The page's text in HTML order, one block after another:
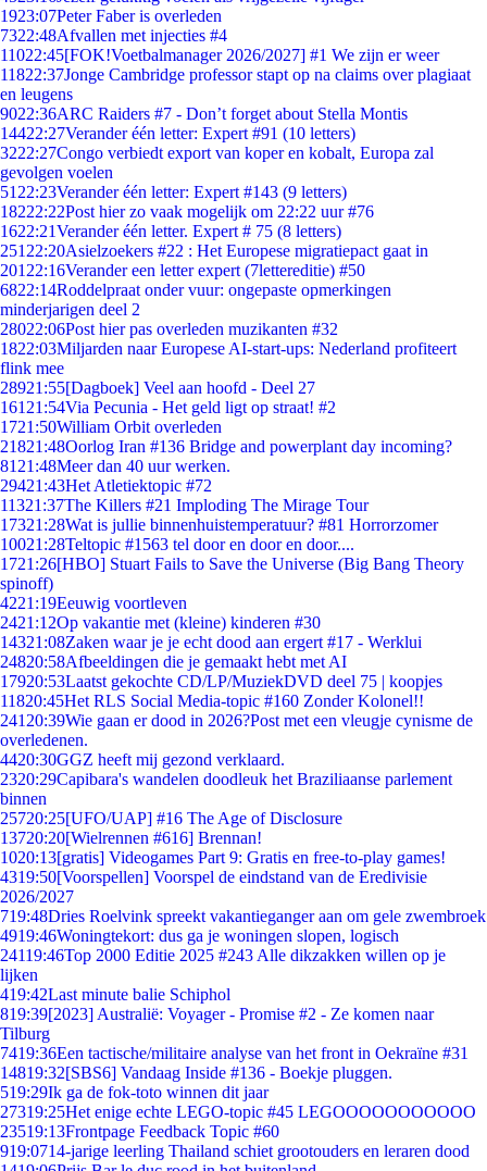
1923:07Peter Faber is overleden
7322:48Afvallen met injecties #4
11022:45[FOK!Voetbalmanager 2026/2027] #1 We zijn er weer
11822:37Jonge Cambridge professor stapt op na claims over plagiaat
en leugens
9022:36ARC Raiders #7 - Don’t forget about Stella Montis
14422:27Verander één letter: Expert #91 (10 letters)
3222:27Congo verbiedt export van koper en kobalt, Europa zal
gevolgen voelen
51 22:23Verander één letter: Expert #143 (9 letters)
18222:22Post hier zo vaak mogelijk om 22:22 uur #76
1622:21Verander één letter. Expert # 75 (8 letters)
251 22:20Asielzoekers #22 : Het Europese migratiepact gaat in
201 22:16Verander een letter expert (7lettereditie) #50
6822:14Roddelpraat onder vuur: ongepaste opmerkingen
minderjarigen deel 2
28022:06Post hier pas overleden muzikanten #32
1822:03Miljarden naar Europese AI-start-ups: Nederland profiteert
flink mee
28921:55[Dagboek] Veel aan hoofd - Deel 27
161 21:54Via Pecunia - Het geld ligt op straat! #2
1721:50William Orbit overleden
21821:48Oorlog Iran #136 Bridge and powerplant day incoming?
81 21:48Meer dan 40 uur werken.
29421:43Het Atletiektopic #72
11321:37The Killers #21 Imploding The Mirage Tour
17321:28Wat is jullie binnenhuistemperatuur? #81 Horrorzomer
10021:28Teltopic #1563 tel door en door en door....
1721:26[HBO] Stuart Fails to Save the Universe (Big Bang Theory
spinoff)
4221:19Eeuwig voortleven
2421:12Op vakantie met (kleine) kinderen #30
14321:08Zaken waar je je echt dood aan ergert #17 - Werklui
24820:58Afbeeldingen die je gemaakt hebt met AI
17920:53Laatst gekochte CD/LP/MuziekDVD deel 75 | koopjes
11820:45Het RLS Social Media-topic #160 Zonder Kolonel!!
241 20:39Wie gaan er dood in 2026?Post met een vleugje cynisme de
overledenen.
4420:30GGZ heeft mij gezond verklaard.
2320:29Capibara's wandelen doodleuk het Braziliaanse parlement
binnen
25720:25[UFO/UAP] #16 The Age of Disclosure
13720:20[Wielrennen #616] Brennan!
1020:13[gratis] Videogames Part 9: Gratis en free-to-play games!
4319:50[Voorspellen] Voorspel de eindstand van de Eredivisie
2026/2027
719:48Dries Roelvink spreekt vakantieganger aan om gele zwembroek
4919:46Woningtekort: dus ga je woningen slopen, logisch
24119:46Top 2000 Editie 2025 #243 Alle dikzakken willen op je
lijken
419:42Last minute balie Schiphol
819:39[2023] Australië: Voyager - Promise #2 - Ze komen naar
Tilburg
7419:36Een tactische/militaire analyse van het front in Oekraïne #31
14819:32[SBS6] Vandaag Inside #136 - Boekje pluggen.
519:29Ik ga de fok-toto winnen dit jaar
27319:25Het enige echte LEGO-topic #45 LEGOOOOOOOOOOO
23519:13Frontpage Feedback Topic #60
919:0714-jarige leerling Thailand schiet grootouders en leraren dood